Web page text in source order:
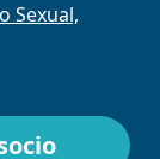
Sexual,